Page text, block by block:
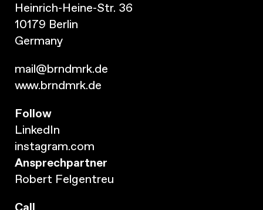
Heinrich-Heine-Str. 36
10179 Berlin
Germany
mail@brndmrk.de
www.brndmrk.de
Follow
LinkedIn
instagram.com
Ansprechpartner
Robert Felgentreu